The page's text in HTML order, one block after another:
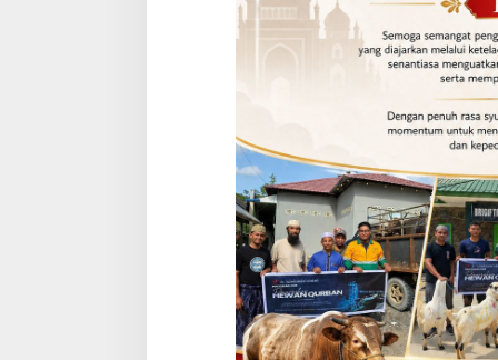
f
a
a
t
W
a
r
g
a
.